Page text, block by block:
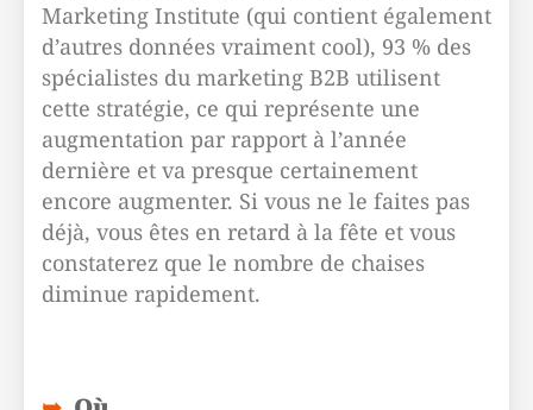
Marketing Institute (qui contient également
d’autres données vraiment cool), 93 % des
spécialistes du marketing B2B utilisent
cette stratégie, ce qui représente une
augmentation par rapport à l’année
dernière et va presque certainement
encore augmenter. Si vous ne le faites pas
déjà, vous êtes en retard à la fête et vous
constaterez que le nombre de chaises
diminue rapidement.